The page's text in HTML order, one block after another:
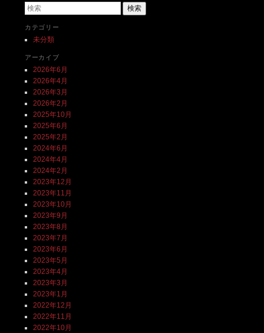
検索
カテゴリー
未分類
アーカイブ
2026年6月
2026年4月
2026年3月
2026年2月
2025年10月
2025年6月
2025年2月
2024年6月
2024年4月
2024年2月
2023年12月
2023年11月
2023年10月
2023年9月
2023年8月
2023年7月
2023年6月
2023年5月
2023年4月
2023年3月
2023年1月
2022年12月
2022年11月
2022年10月